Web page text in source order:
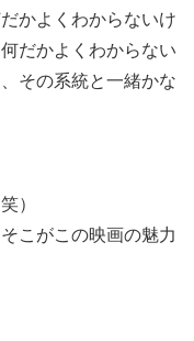
かよくわからないけ
だかよくわからない
その系統と一緒かな
）
こがこの映画の魅力